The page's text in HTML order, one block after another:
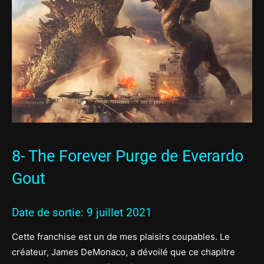
8- The Forever Purge de Everardo
Gout
Date de sortie: 9 juillet 2021
Cette franchise est un de mes plaisirs coupables. Le
créateur, James DeMonaco, a dévoilé que ce chapitre